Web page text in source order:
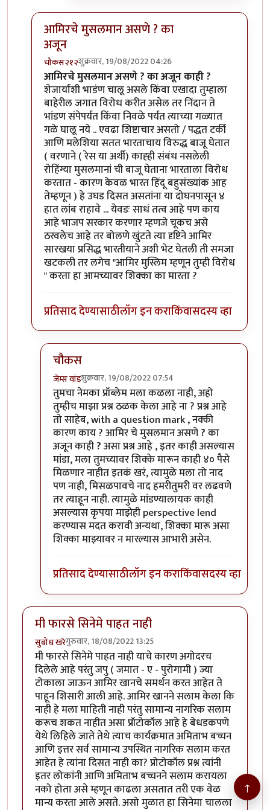
आमिरचे मुसलमान असणे ? का
अजून
चौकस२१२शुक्रवार, 19/08/2022 04:26
In reply toएक प्रश्न पडला आहेbyजेम्स वांड
आमिरचे मुसलमान असणे ? का अजून काही ?
शेजार्यांशी भाडंण चालू असले किंवा एखादा तुम्हाला
बाहेरील जगात विरोध करीत असेल तर निंदान ते
भांडण संपेपर्यंत किंवा निवळे पर्यंत त्याच्या गळ्यात
गळे घालू नये .. एवढा शिष्टाचार असतो / पद्धत टर्की
आणि मलेशिया सतत भारताचाय विरुद्ध बाजू घेतात
( वरणाने ( रेस या अर्थी) काह्ही संबंध नसलेली
रोहिंग्या मुसलमानां ची बाजू घेताना भारताला विरोध
करतात - कारण केवळ भारत हिंदू बहुसंख्यांक आह
तेम्हणून ) हे उघड दिसत असतांना या दोघनपासून ४
हात लांब राहावे ... येवडः साधं तत्व आहे पण काय
आहे भाजप सरकार करणार म्हणजे चूकच असे
ठरवलेच आहे तर बोलणे खुंटते त्या दृष्टिने आमिर
सारखया प्रसिद्ध भारतीयाने अशी भेट घेतली ती समजा
खटकली तर लगेच "आमिर मुस्लिम म्हणून तुम्ही विरोध
" करता हा आमच्यावर शिक्का का मारता ?
प्रतिसाद देण्यासाठीलॉग इन कराकिंवासदस्य व्हा
चौकस
जेम्स वांडशुक्रवार, 19/08/2022 07:54
In reply toआमिरचे मुसलमान असणे ? का अजून
तुमचा नेमका प्रॉब्लेम मला कळला नाही, अहो
तुम्हीच माझा प्रश्न ठळक केला आहे ना ? प्रश्न आहे
तो साहेब, with a question mark , नक्की
कारण काय ? आमिर चे मुसलमान असणे?का
अजून काही?असा प्रश्न आहे , इतर काही असल्यास
मांडा, मला तुमच्यावर शिक्के मारून काही ४० पैसे
मिळणार नाहीत इतकं खरं, त्यामुळे मला तो नाद
पण नाही, मिसळपावचे नाद हमरीतुमरी वर लढवणे
तर त्याहून नाही. त्यामुळे मांडण्यालायक काही
असल्यास कृपया माझेही perspective lend
करण्यास मदत करावी अन्यथा, शिक्का मारू असा
शिक्का माझ्यावर न मारल्यास आभारी असेन.
प्रतिसाद देण्यासाठीलॉग इन कराकिंवासदस्य व्हा
मी फारसे सिनेमे पाहत नाही
सुबोध खरेगुरुवार, 18/08/2022 13:25
मी फारसे सिनेमे पाहत नाही याचे कारण अगोदरच
दिलेले आहे परंतु जपु ( जमात - ए - पुरोगामी ) ज्या
टोकाला जाऊन आमिर खानचे समर्थन करत आहेत ते
पाहून शिसारी आली आहे. आमिर खानने सलाम केला कि
नाही हे मला माहिती नाही परंतु सामान्य नागरिक सलाम
करूच शकत नाहीत असा प्रॉटोकॉल आहे हे बेधडकपणे
येथे लिहिले जाते तेथे त्याच कार्यक्रमात अमिताभ बच्चन
आणि इत्तर सर्व सामान्य उपस्थित नागरिक सलाम करत
आहेत हे त्यांना दिसत नाही का? प्रोटोकॉल प्रश्न त्यांनी
इतर लोकांनी आणि अमिताभ बच्चनने सलाम करायला
नको होता असे म्हणून काढला असतात तरी एक वेळ
मान्य करता आले असते. असो मुळात हा सिनेमा चालला
↑